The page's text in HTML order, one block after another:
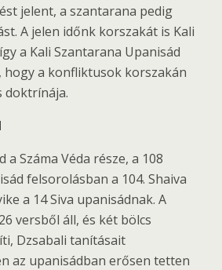
jelent, a szantarana pedig
A jelen időnk korszakát is Kali
a Kali Szantarana Upanisád
hogy a konfliktusok korszakán
doktrínája.
a Száma Véda része, a 108
felsorolásban a 104. Shaiva
a 14 Siva upanisádnak. A
versből áll, és két bölcs
Dzsabali tanításait
az upanisádban erősen tetten